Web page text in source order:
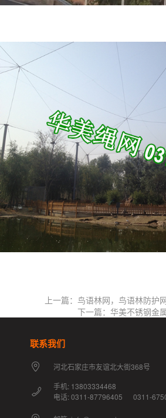
上一篇：鸟语林网，鸟语林防护
下一篇：华美不锈钢金
联系我们
河北石家庄市友谊北大街368号
手机: 13803334468
电话: 0311-87796405 0311-